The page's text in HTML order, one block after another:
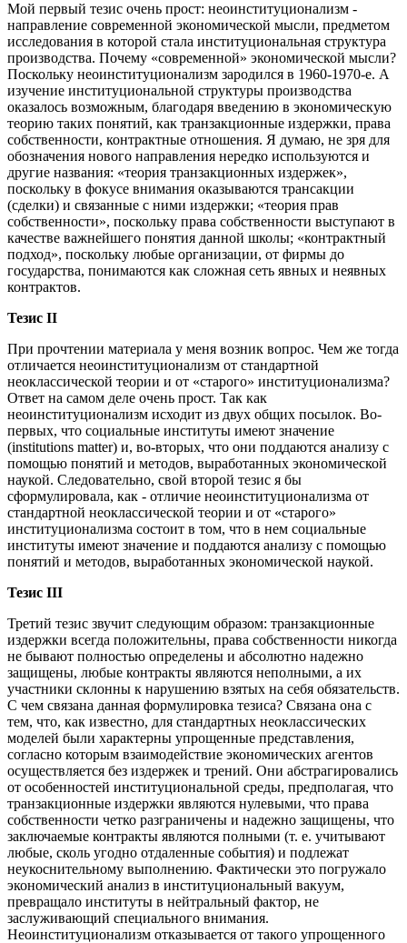
Мой первый тезис очень прост: неоинституционализм -
направление современной экономической мысли, предметом
исследования в которой стала институциональная структура
производства. Почему «современной» экономической мысли?
Поскольку неоинституционализм зародился в 1960-1970-е. А
изучение институциональной структуры производства
оказалось возможным, благодаря введению в экономическую
теорию таких понятий, как транзакционные издержки, права
собственности, контрактные отношения. Я думаю, не зря для
обозначения нового направления нередко используются и
другие названия: «теория транзакционных издержек»,
поскольку в фокусе внимания оказываются трансакции
(сделки) и связанные с ними издержки; «теория прав
собственности», поскольку права собственности выступают в
качестве важнейшего понятия данной школы; «контрактный
подход», поскольку любые организации, от фирмы до
государства, понимаются как сложная сеть явных и неявных
контрактов.
Тезис II
При прочтении материала у меня возник вопрос. Чем же тогда
отличается неоинституционализм от стандартной
неоклассической теории и от «старого» институционализма?
Ответ на самом деле очень прост. Так как
неоинституционализм исходит из двух общих посылок. Во-
первых, что социальные институты имеют значение
(institutions matter) и, во-вторых, что они поддаются анализу с
помощью понятий и методов, выработанных экономической
наукой. Следовательно, свой второй тезис я бы
сформулировала, как - отличие неоинституционализма от
стандартной неоклассической теории и от «старого»
институционализма состоит в том, что в нем социальные
институты имеют значение и поддаются анализу с помощью
понятий и методов, выработанных экономической наукой.
Тезис III
Третий тезис звучит следующим образом: транзакционные
издержки всегда положительны, права собственности никогда
не бывают полностью определены и абсолютно надежно
защищены, любые контракты являются неполными, а их
участники склонны к нарушению взятых на себя обязательств.
С чем связана данная формулировка тезиса? Связана она с
тем, что, как известно, для стандартных неоклассических
моделей были характерны упрощенные представления,
согласно которым взаимодействие экономических агентов
осуществляется без издержек и трений. Они абстрагировались
от особенностей институциональной среды, предполагая, что
транзакционные издержки являются нулевыми, что права
собственности четко разграничены и надежно защищены, что
заключаемые контракты являются полными (т. е. учитывают
любые, сколь угодно отдаленные события) и подлежат
неукоснительному выполнению. Фактически это погружало
экономический анализ в институциональный вакуум,
превращало институты в нейтральный фактор, не
заслуживающий специального внимания.
Неоинституционализм отказывается от такого упрощенного